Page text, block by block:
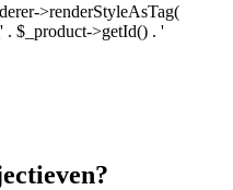
>renderStyleAsTag(
. $_product->getId() . '